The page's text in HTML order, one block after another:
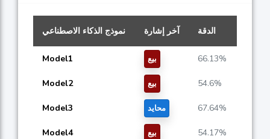
نموذج الذكاء الاصطناعي آخر إشارة الدقة
Model1 بيع 66.13%
Model2 بيع 54.6%
Model3 محايد 67.64%
Model4 بيع 54.17%